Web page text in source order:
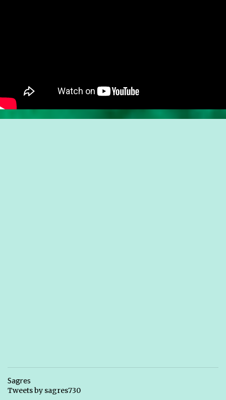
Sagres
Tweets by sagres730